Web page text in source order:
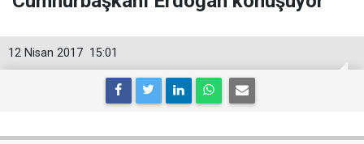
15:01
12 Nisan 2017